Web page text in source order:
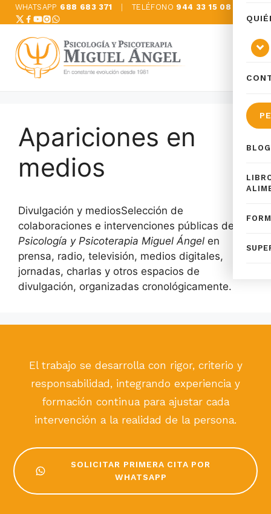
Saltar
al
contenido
WHATSAPP 688 683 371 | TELÉFONO 944 33 15 08
BLOG
Apariciones en
medios
Divulgación y mediosSelección de
colaboraciones e intervenciones públicas de
Psicología y Psicoterapia Miguel Ángel en
prensa, radio, televisión, medios digitales,
jornadas, charlas y otros espacios de
divulgación, organizadas cronológicamente.
El trabajo se desarrolla con rigor, criterio y
responsabilidad, integrando experiencia y
formación continua para ajustar cada
intervención a la realidad de la persona.
SOLICITAR PRIMERA CITA POR
WHATSAPP